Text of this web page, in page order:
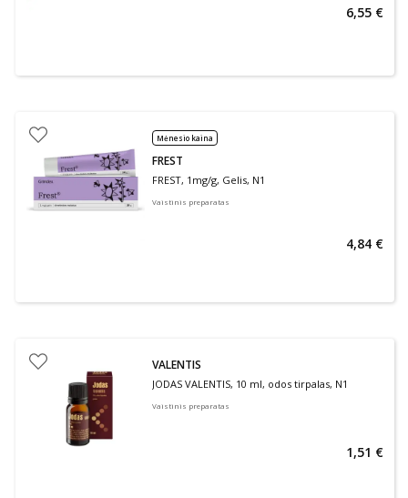
6,55 €
Mėnesio kaina
FREST
FREST, 1mg/g, Gelis, N1
Vaistinis preparatas
4,84 €
VALENTIS
JODAS VALENTIS, 10 ml, odos tirpalas, N1
Vaistinis preparatas
1,51 €